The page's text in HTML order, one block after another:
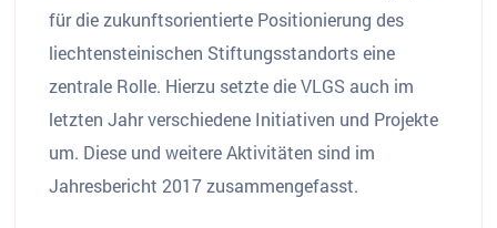
für die zukunftsorientierte Positionierung des
liechtensteinischen Stiftungsstandorts eine
zentrale Rolle. Hierzu setzte die VLGS auch im
letzten Jahr verschiedene Initiativen und Projekte
um. Diese und weitere Aktivitäten sind im
Jahresbericht 2017 zusammengefasst.